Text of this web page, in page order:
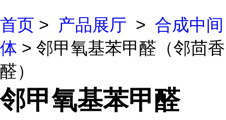
首页 > 产品展厅 > 合成中间
体 > 邻甲氧基苯甲醛（邻茴香
醛）
邻甲氧基苯甲醛